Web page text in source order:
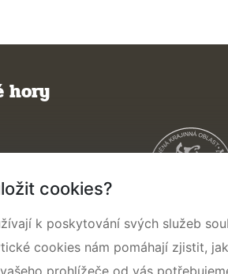
hory
cookies?
k poskytování svých služeb
cookies nám pomáhají zjistit,
prohlížeče od vás